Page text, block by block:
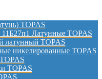
TOPAS
Латунные TOPAS
латунный TOPAS
никелированные TOPAS
TOPAS